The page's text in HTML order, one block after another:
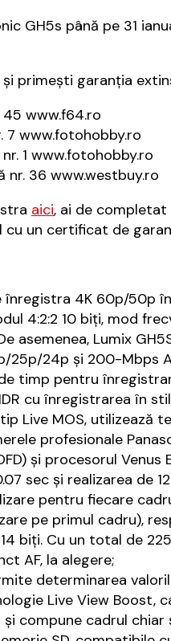
GH5s până pe 31
primești garanția
45 www.f64.ro
7 www.fotohobby.ro
1 www.fotohobby.ro
nr. 36 www.westbuy.ro
aici, ai de completat
un certificat de
4K 60p/50p
4:2:2 10 biți, mod
asemenea, Lumix
25p/24p și 200-Mbps
timp pentru
cu înregistrarea în
Live MOS, utilizează
profesionale
și procesorul
sec și realizarea de
pentru fiecare
pe primul cadru),
biți. Cu un total de
AF, la alegere;
determinarea
Live View Boost,
compune cadrul chiar